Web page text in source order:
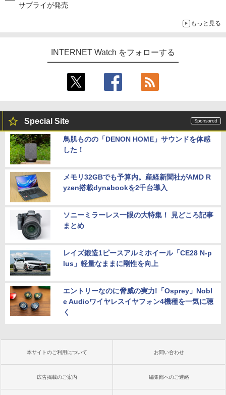
サプライが発売
もっと見る
INTERNET Watch をフォローする
Special Site
鳥肌ものの「DENON HOME」サウンドを体感
した！
メモリ32GBでも予算内。産経新聞社がAMD R
yzen搭載dynabookを2千台導入
ソニーミラーレス一眼の大特集！ 見どころ記事
まとめ
レイズ鍛造1ピースアルミホイール「CE28 N-p
lus」軽量なままに剛性を向上
エントリーなのに脅威の実力!「Osprey」Nobl
e Audioワイヤレスイヤフォン4機種を一気に聴
く
本サイトのご利用について お問い合わせ
広告掲載のご案内 編集部へのご連絡